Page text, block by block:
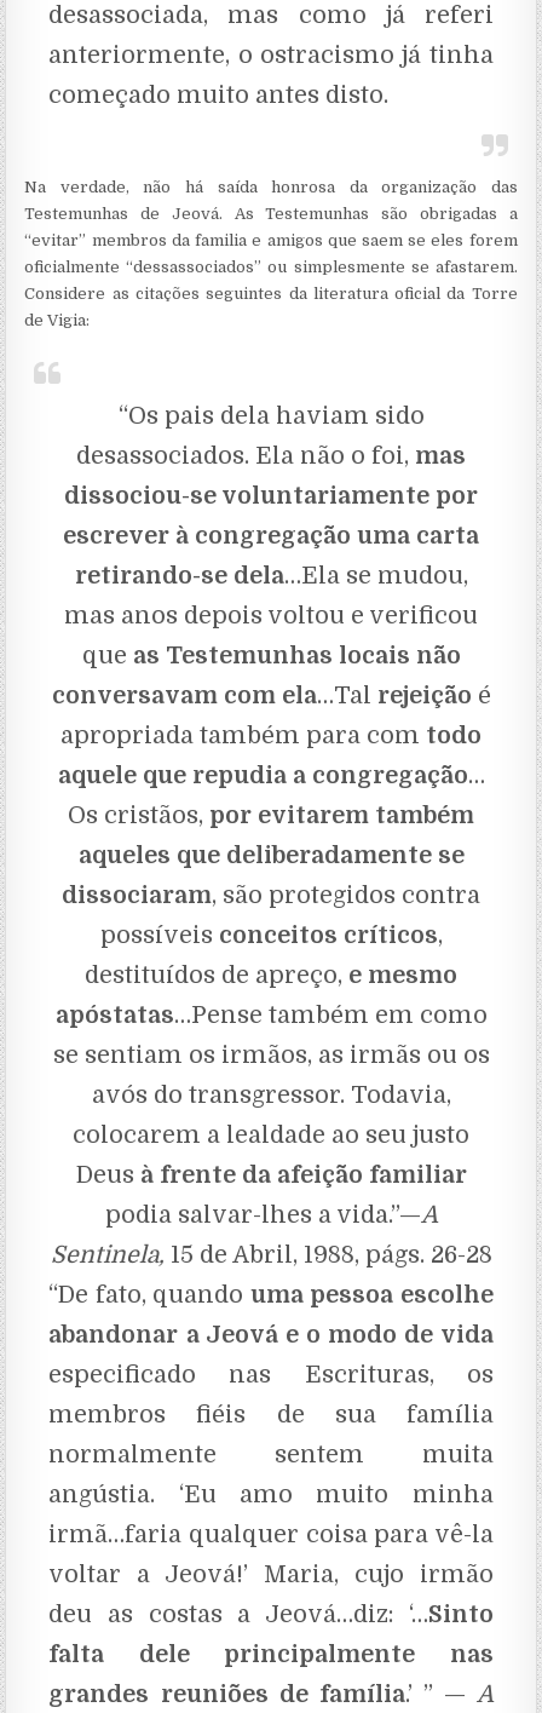
desassociada, mas como já referi
anteriormente, o ostracismo já tinha
começado muito antes disto.
Na verdade, não há saída honrosa da organização das
Testemunhas de Jeová. As Testemunhas são obrigadas a
“evitar” membros da familia e amigos que saem se eles forem
oficialmente “dessassociados” ou simplesmente se afastarem.
Considere as citações seguintes da literatura oficial da Torre
de Vigia:
“Os pais dela haviam sido
desassociados. Ela não o foi, mas
dissociou-se voluntariamente por
escrever à congregação uma carta
retirando-se dela…Ela se mudou,
mas anos depois voltou e verificou
que as Testemunhas locais não
conversavam com ela…Tal rejeição é
apropriada também para com todo
aquele que repudia a congregação…
Os cristãos, por evitarem também
aqueles que deliberadamente se
dissociaram, são protegidos contra
possíveis conceitos críticos,
destituídos de apreço, e mesmo
apóstatas…Pense também em como
se sentiam os irmãos, as irmãs ou os
avós do transgressor. Todavia,
colocarem a lealdade ao seu justo
Deus à frente da afeição familiar
podia salvar-lhes a vida.”—A
Sentinela, 15 de Abril, 1988, págs. 26-28
“De fato, quando uma pessoa escolhe
abandonar a Jeová e o modo de vida
especificado nas Escrituras, os
membros fiéis de sua família
normalmente sentem muita
angústia. ‘Eu amo muito minha
irmã…faria qualquer coisa para vê-la
voltar a Jeová!’ Maria, cujo irmão
deu as costas a Jeová…diz: ‘…Sinto
falta dele principalmente nas
grandes reuniões de família.’ ” — A